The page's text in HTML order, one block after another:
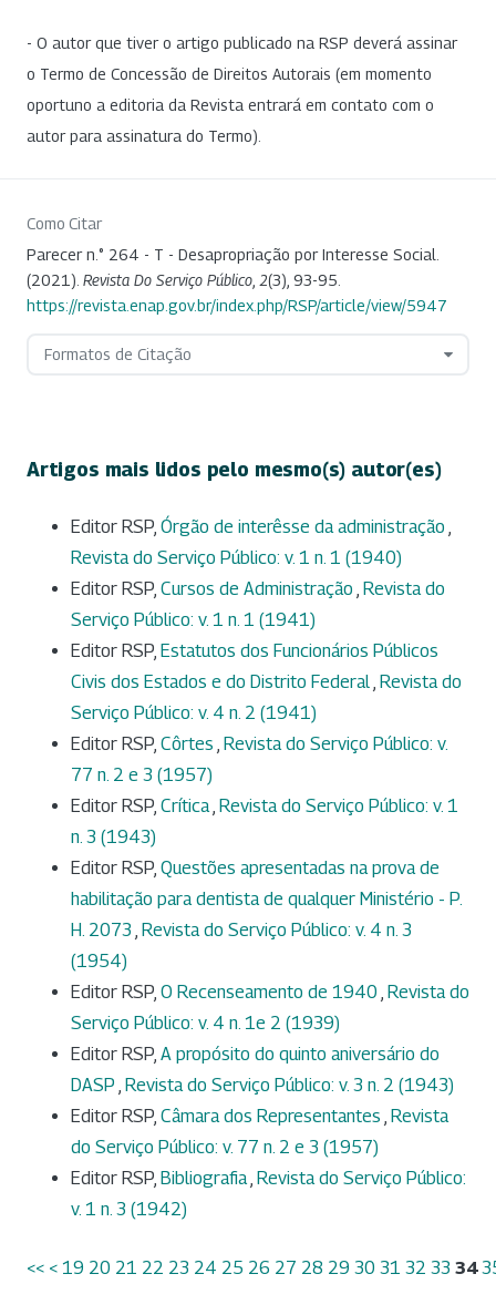
- O autor que tiver o artigo publicado na RSP deverá assinar
o Termo de Concessão de Direitos Autorais (em momento
oportuno a editoria da Revista entrará em contato com o
autor para assinatura do Termo).
Como Citar
Parecer n.° 264 - T - Desapropriação por Interesse Social.
(2021). Revista Do Serviço Público 2(3), 93-95.
https://revista.enap.gov.br/index.php/RSP/article/view/5947
Formatos de Citação
Artigos mais lidos pelo mesmo(s) autor(es)
Editor RSP, Órgão de interêsse da administração ,
Revista do Serviço Público: v. 1 n. 1 (1940)
Editor RSP, Cursos de Administração , Revista do
Serviço Público: v. 1 n. 1 (1941)
Editor RSP, Estatutos dos Funcionários Públicos
Civis dos Estados e do Distrito Federal, Revista do
Serviço Público: v. 4 n. 2 (1941)
Editor RSP, Côrtes , Revista do Serviço Público: v.
77 n. 2 e 3 (1957)
Editor RSP, Crítica, Revista do Serviço Público: v. 1
n. 3 (1943)
Editor RSP, Questões apresentadas na prova de
habilitação para dentista de qualquer Ministério - P.
H. 2073 , Revista do Serviço Público: v. 4 n. 3
(1954)
Editor RSP, O Recenseamento de 1940 , Revista do
Serviço Público: v. 4 n. 1e 2 (1939)
Editor RSP, A propósito do quinto aniversário do
DASP , Revista do Serviço Público: v. 3 n. 2 (1943)
Editor RSP, Câmara dos Representantes , Revista
do Serviço Público: v. 77 n. 2 e 3 (1957)
Editor RSP, Bibliografia, Revista do Serviço Público:
v. 1 n. 3 (1942)
<< < 19 20 21 22 23 24 25 26 27 28 29 30 31 32 33 34